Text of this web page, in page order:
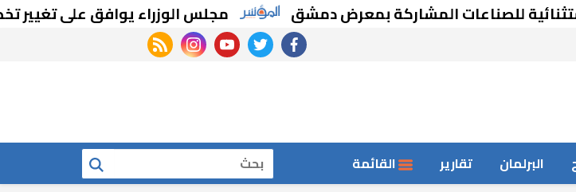
للصناعات المشاركة بمعرض دمشق مجلس الوزراء يوافق على تغيير تخصيص
facebook
twitter
youtube
instagram
rss feed
البرلمان تقارير القائمة بحث